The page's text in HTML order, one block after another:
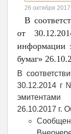
26 октября 2017
В
от
информации
бумаг»
В
30.12.2014 г
26.10.2017 г.